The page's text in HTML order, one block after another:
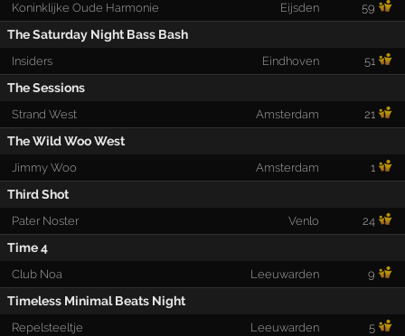
Koninklijke Oude Harmonie Eijsden 59
The Saturday Night Bass Bash
Insiders Eindhoven 51
The Sessions
Strand West Amsterdam 21
The Wild Woo West
Jimmy Woo Amsterdam 1
Third Shot
Pater Noster Venlo 24
Time 4
Club Noa Leeuwarden 9
Timeless Minimal Beats Night
Repelsteeltje Leeuwarden 5